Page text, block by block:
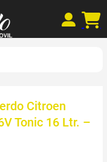
Citroen
Tonic 16 Ltr. –